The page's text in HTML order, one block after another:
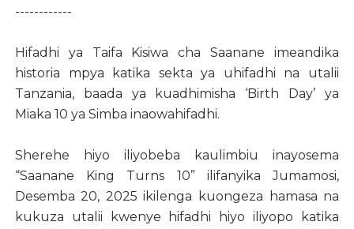
------------
Hifadhi ya Taifa Kisiwa cha Saanane imeandika
historia mpya katika sekta ya uhifadhi na utalii
Tanzania, baada ya kuadhimisha ‘Birth Day’ ya
Miaka 10 ya Simba inaowahifadhi.
Sherehe hiyo iliyobeba kaulimbiu inayosema
“Saanane King Turns 10” ilifanyika Jumamosi,
Desemba 20, 2025 ikilenga kuongeza hamasa na
kukuza utalii kwenye hifadhi hiyo iliyopo katika